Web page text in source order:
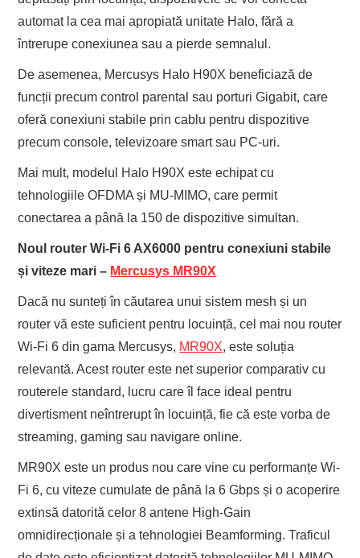
automat la cea mai apropiată unitate Halo, fără a
întrerupe conexiunea sau a pierde semnalul.
De asemenea, Mercusys Halo H90X beneficiază de
funcții precum control parental sau porturi Gigabit, care
oferă conexiuni stabile prin cablu pentru dispozitive
precum console, televizoare smart sau PC-uri.
Mai mult, modelul Halo H90X este echipat cu
tehnologiile OFDMA și MU-MIMO, care permit
conectarea a până la 150 de dispozitive simultan.
Noul router Wi-Fi 6 AX6000 pentru conexiuni stabile
și viteze mari – Mercusys MR90X
Dacă nu sunteți în căutarea unui sistem mesh și un
router vă este suficient pentru locuință, cel mai nou router
Wi-Fi 6 din gama Mercusys, MR90X, este soluția
relevantă. Acest router este net superior comparativ cu
routerele standard, lucru care îl face ideal pentru
divertisment neîntrerupt în locuință, fie că este vorba de
streaming, gaming sau navigare online.
MR90X este un produs nou care vine cu performanțe Wi-
Fi 6, cu viteze cumulate de până la 6 Gbps și o acoperire
extinsă datorită celor 8 antene High-Gain
omnidirecționale și a tehnologiei Beamforming. Traficul